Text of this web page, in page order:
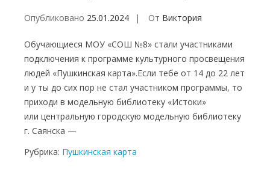
Опубликовано 25.01.2024 От Виктория
Обучающиеся МОУ «СОШ №8» стали участниками
подключения к программе культурного просвещения
людей «Пушкинская карта».Если тебе от 14 до 22 лет
и у ты до сих пор не стал участником программы, то
приходи в модельную библиотеку «Истоки»
или центральную городскую модельную библиотеку
г. Саянска —
Рубрика: Пушкинская карта